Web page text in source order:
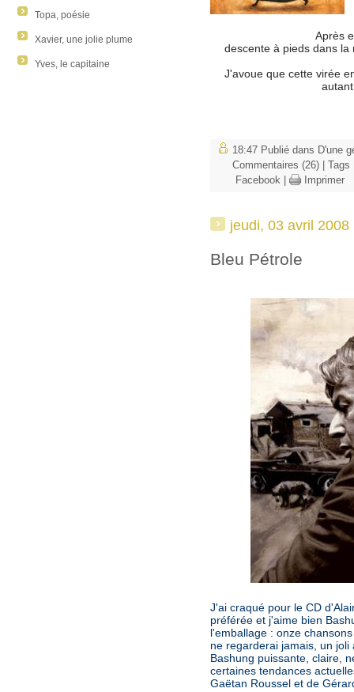
Topa, poésie
Xavier, une jolie plume
Yves, le capitaine
Après
descente à pieds dans
J'avoue que cette virée
18:47 Publié dans D'une
Commentaires (26) |
Facebook
Imprimer
jeudi, 03 avril 2008
Bleu Pétrole
J'ai craqué pour le CD
préférée et j'aime bien
l'emballage : onze
ne regarderai jamais, un
Bashung puissante, claire,
certaines tendances
Gaëtan Roussel et de